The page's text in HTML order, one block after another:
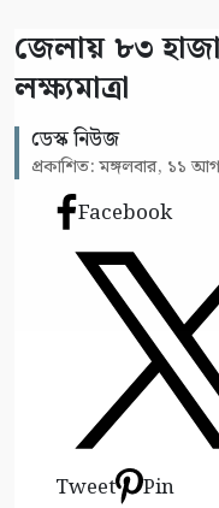
জেলায় ৮৩
লক্ষ্যমাত্রা
ডেস্ক নিউজ
প্রকাশিত: মঙ্গলবার, ১১
Facebook
Tweet Pin